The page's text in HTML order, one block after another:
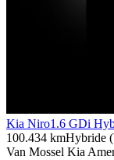
Kia Niro1.6 GDi
100.434 kmHybride
Van Mossel Kia